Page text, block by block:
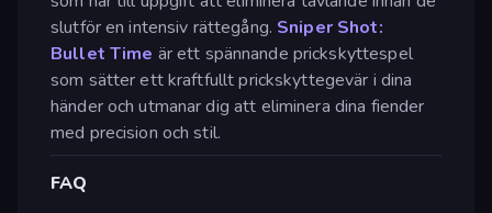
slutför en intensiv rättegång. Sniper Shot:
Bullet Time är ett spännande prickskyttespel
som sätter ett kraftfullt prickskyttegevär i dina
händer och utmanar dig att eliminera dina fiender
med precision och stil.
FAQ